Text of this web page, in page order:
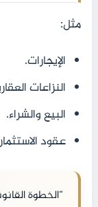
مثل:
الإيجارات.
النزاعات
البيع والشراء.
عقود
“الخطوة